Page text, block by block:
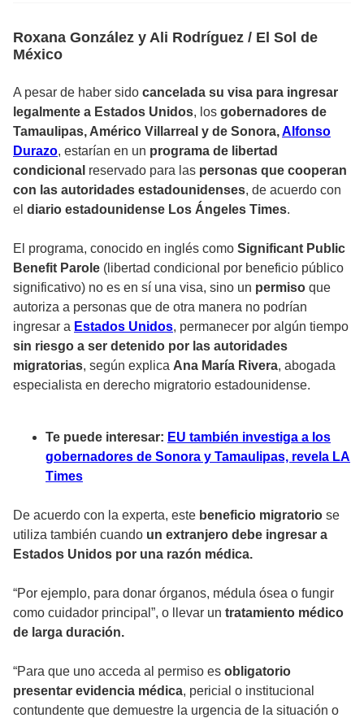
Roxana González y Ali Rodríguez / El Sol de
México
A pesar de haber sido cancelada su visa para ingresar
legalmente a Estados Unidos, los gobernadores de
Tamaulipas, Américo Villarreal y de Sonora,Alfonso
Durazo, estarían en un programa de libertad
condicional reservado para las personas que cooperan
con las autoridades estadounidenses, de acuerdo con
el diario estadounidense Los Ángeles Times.
El programa, conocido en inglés como Significant Public
Benefit Parole (libertad condicional por beneficio público
significativo) no es en sí una visa, sino un permiso que
autoriza a personas que de otra manera no podrían
ingresar a Estados Unidos, permanecer por algún tiempo
sin riesgo a ser detenido por las autoridades
migratorias, según explica Ana María Rivera, abogada
especialista en derecho migratorio estadounidense.
Te puede interesar: EU también investiga a los
gobernadores de Sonora y Tamaulipas, revela LA
Times
De acuerdo con la experta, este beneficio migratorio se
utiliza también cuando un extranjero debe ingresar a
Estados Unidos por una razón médica.
“Por ejemplo, para donar órganos, médula ósea o fungir
como cuidador principal”, o llevar un tratamiento médico
de larga duración.
“Para que uno acceda al permiso es obligatorio
presentar evidencia médica, pericial o institucional
contundente que demuestre la urgencia de la situación o